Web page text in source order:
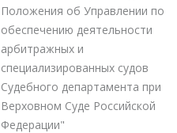
Положения об Управлении по
обеспечению деятельности
арбитражных и
специализированных судов
Судебного департамента при
Верховном Суде Российской
Федерации"